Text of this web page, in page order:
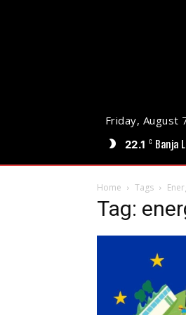
Friday, August
22.1 C Banja
Home Tags
Tag: